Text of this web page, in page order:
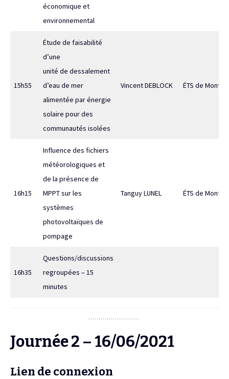
économique et
environnemental
15h55
Étude de faisabilité
d’une
unité de dessalement
d’eau de mer
alimentée par énergie
solaire pour des
communautés isolées
Vincent DEBLOCK ÉTS de
16h15
Influence des fichiers
météorologiques et
de la présence de
MPPT sur les
systèmes
photovoltaïques de
pompage
Tanguy LUNEL ÉTS de
16h35
Questions/discussions
regroupées – 15
minutes
Journée 2 – 16/06/2021
Lien de connexion